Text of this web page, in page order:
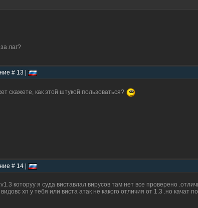
лаг?
# 13 |
скажете, как этой штукой пользоваться?
# 14 |
которуу я суда виставлал вирусов там нет все проверено
хп у тебя или виста атак не какого отличия от 1.3 .но качат